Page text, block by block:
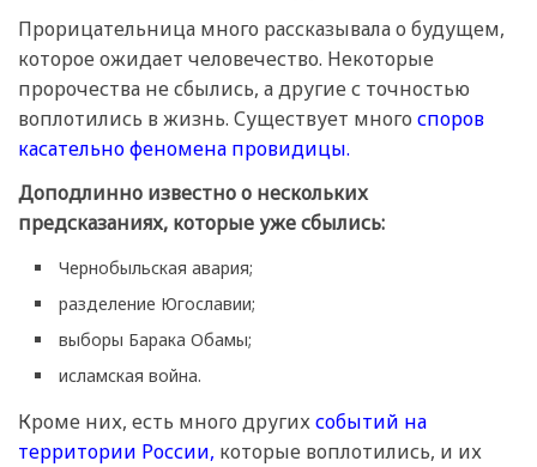
Прорицательница много рассказывала о будущем,
которое ожидает человечество. Некоторые
пророчества не сбылись, а другие с точностью
воплотились в жизнь. Существует много споров
касательно феномена провидицы.
Доподлинно известно о нескольких
предсказаниях, которые уже сбылись:
Чернобыльская авария;
разделение Югославии;
выборы Барака Обамы;
исламская война.
Кроме них, есть много другихсобытий на
территории России, которые воплотились, и их